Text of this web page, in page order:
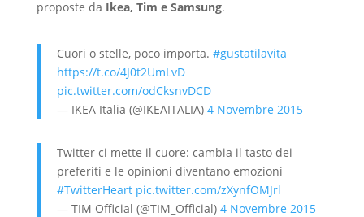
proposte da Ikea, Tim e Samsung.
Cuori o stelle, poco importa. #gustatilavita
https://t.co/4J0t2UmLvD
pic.twitter.com/odCksnvDCD
— IKEA Italia (@IKEAITALIA) 4 Novembre 2015
Twitter ci mette il cuore: cambia il tasto dei
preferiti e le opinioni diventano emozioni
#TwitterHeart pic.twitter.com/zXynfOMJrl
— TIM Official (@TIM_Official) 4 Novembre 2015